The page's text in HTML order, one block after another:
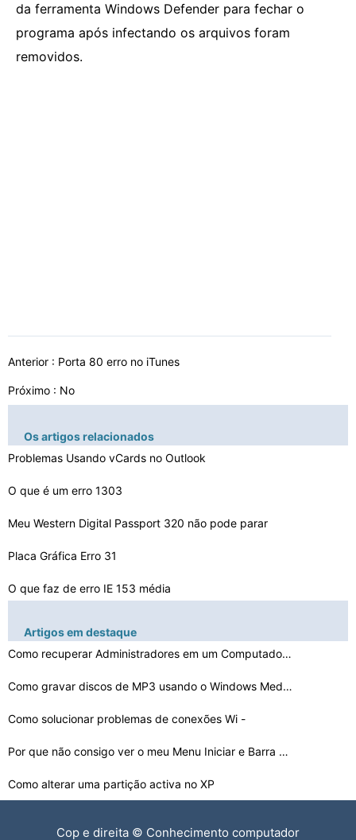
da ferramenta Windows Defender para fechar o
programa após infectando os arquivos foram
removidos.
Anterior : Porta 80 erro no iTunes
Próximo : No
Os artigos relacionados
Problemas Usando vCards no Outlook
O que é um erro 1303
Meu Western Digital Passport 320 não pode parar
Placa Gráfica Erro 31
O que faz de erro IE 153 média
Dell 8250 : Erro 633
Lsass.exe Referenciado Erro de memória
Como parar um erro CRC ocorra quando Extraindo um arqui…
Artigos em destaque
Como recuperar Administradores em um Computador Padrão…
Como gravar discos de MP3 usando o Windows Media Player…
Como solucionar problemas de conexões Wi -
Por que não consigo ver o meu Menu Iniciar e Barra de …
Como alterar uma partição activa no XP
Video no meu la…Cop e direita © Conhecimento computador